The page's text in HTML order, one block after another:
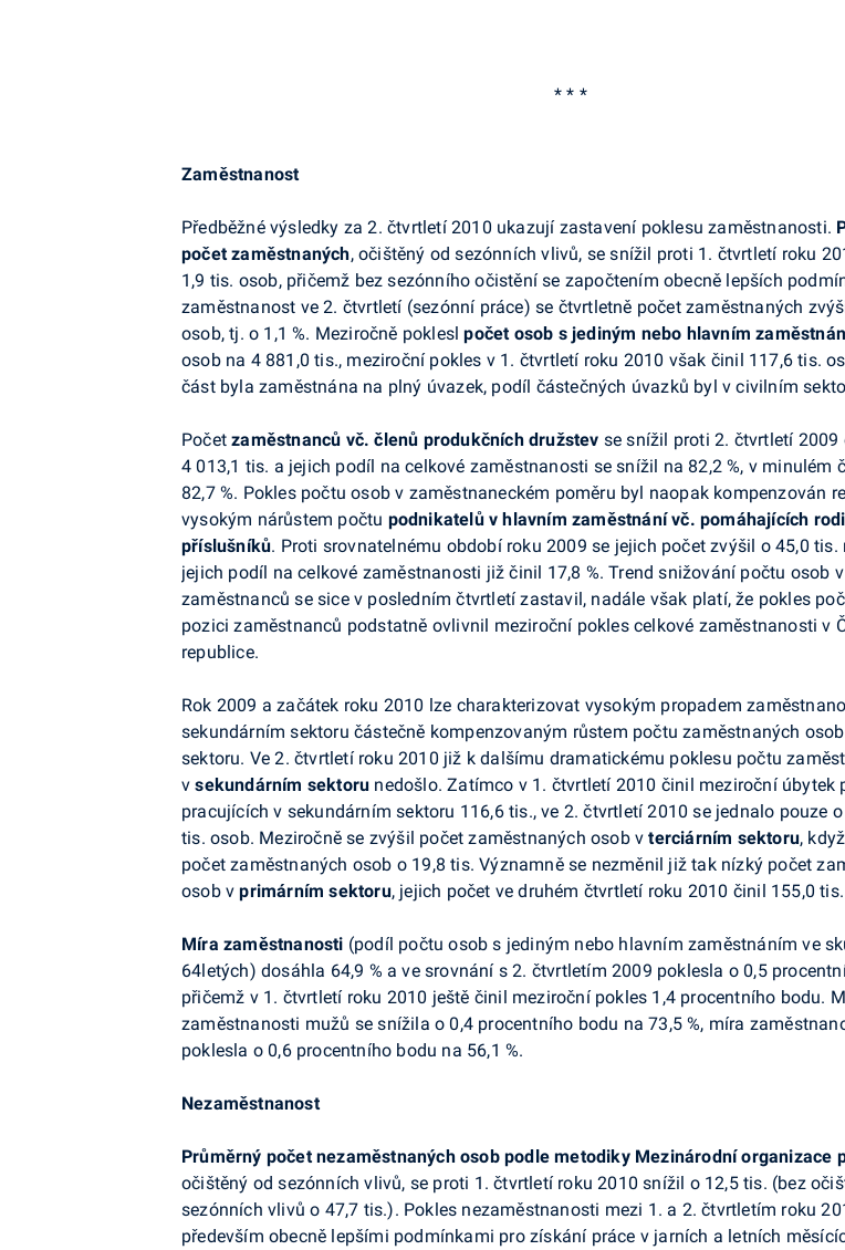
* * *
Zaměstnanost
Předběžné výsledky za 2. čtvrtletí 2010 ukazují zastavení poklesu zaměstnanosti.
počet zaměstnaných, očištěný od sezónních vlivů, se snížil proti 1. čtvrtletí roku
1,9 tis. osob, přičemž bez sezónního očistění se započtením obecně lepších
zaměstnanost ve 2. čtvrtletí (sezónní práce) se čtvrtletně počet zaměstnaných
osob, tj. o 1,1 %. Meziročně pokleslpočet osob s jediným nebo hlavním
osob na 4 881,0 tis., meziroční pokles v 1. čtvrtletí roku 2010 však činil 117,6 tis.
část byla zaměstnána na plný úvazek, podíl částečných úvazků byl v civilním
Početzaměstnanců vč. členů produkčních družstev se snížil proti 2. čtvrtletí 2009
4 013,1 tis. a jejich podíl na celkové zaměstnanosti se snížil na 82,2 %, v minulém
82,7 %. Pokles počtu osob v zaměstnaneckém poměru byl naopak kompenzován
vysokým nárůstem počtu podnikatelů v hlavním zaměstnání vč. pomáhajících
příslušníků. Proti srovnatelnému období roku 2009 se jejich počet zvýšil o 45,0 tis.
jejich podíl na celkové zaměstnanosti již činil 17,8 %. Trend snižování počtu osob
zaměstnanců se sice v posledním čtvrtletí zastavil, nadále však platí, že pokles
pozici zaměstnanců podstatně ovlivnil meziroční pokles celkové zaměstnanosti v
republice.
Rok 2009 a začátek roku 2010 lze charakterizovat vysokým propadem
sekundárním sektoru částečně kompenzovaným růstem počtu zaměstnaných
sektoru. Ve 2. čtvrtletí roku 2010 již k dalšímu dramatickému poklesu počtu
vsekundárním sektoru nedošlo. Zatímco v 1. čtvrtletí 2010 činil meziroční úbytek
pracujících v sekundárním sektoru 116,6 tis., ve 2. čtvrtletí 2010 se jednalo pouze
tis. osob. Meziročně se zvýšil počet zaměstnaných osob vterciárním sektoru,
počet zaměstnaných osob o 19,8 tis. Významně se nezměnil již tak nízký počet
osob vprimárním sektoru, jejich počet ve druhém čtvrtletí roku 2010 činil 155,0
Míra zaměstnanosti (podíl počtu osob s jediným nebo hlavním zaměstnáním ve
64letých) dosáhla 64,9 % a ve srovnání s 2. čtvrtletím 2009 poklesla o 0,5
přičemž v 1. čtvrtletí roku 2010 ještě činil meziroční pokles 1,4 procentního bodu.
zaměstnanosti mužů se snížila o 0,4 procentního bodu na 73,5 %, míra
poklesla o 0,6 procentního bodu na 56,1 %.
Nezaměstnanost
Průměrný počet nezaměstnaných osob podle metodiky Mezinárodní organizace
očištěný od sezónních vlivů, se proti 1. čtvrtletí roku 2010 snížil o 12,5 tis. (bez
sezónních vlivů o 47,7 tis.). Pokles nezaměstnanosti mezi 1. a 2. čtvrtletím roku
především obecně lepšími podmínkami pro získání práce v jarních a letních